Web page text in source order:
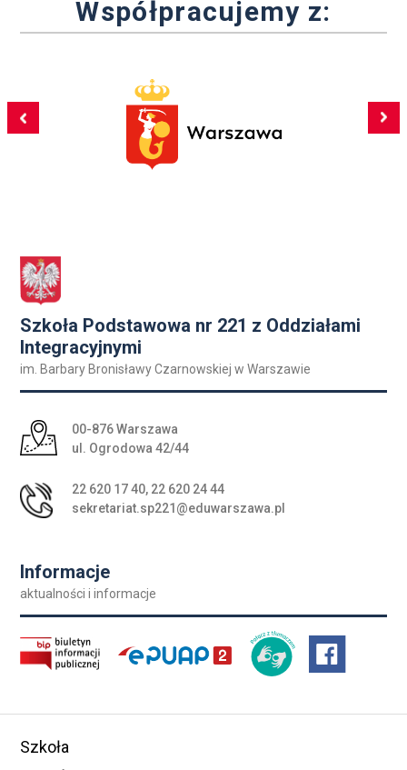
Współpracujemy z:
Szkoła Podstawowa nr 221 z Oddziałami
Integracyjnymi
im. Barbary Bronisławy Czarnowskiej w Warszawie
Adres pocztowy:
00-876 Warszawa
ul. Ogrodowa 42/44
22 620 17 40, 22 620 24 44
sekretariat.sp221@eduwarszawa.pl
Informacje
aktualności i informacje
Szkoła